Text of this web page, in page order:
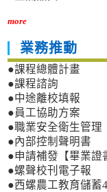
more
業務推動
●課程總體計畫
●課程諮詢
●中途離校填報
●員工協助方案
●職業安全衛生管理
●內部控制聲明書
●申請補發【畢業證
●螺聲校刊電子報
●西螺農工教育儲蓄